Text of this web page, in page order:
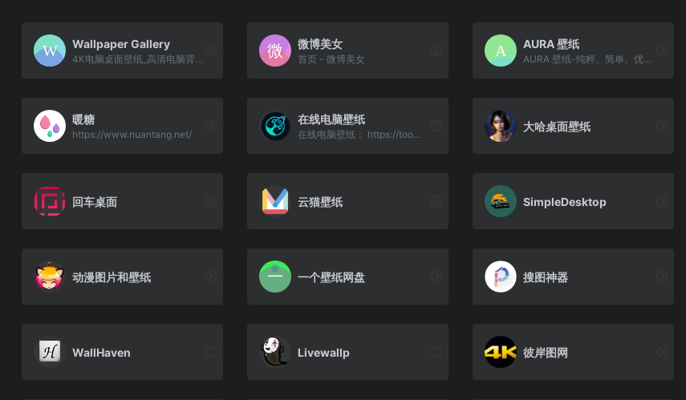
Wallpaper Gallery
4K电脑桌面壁纸_高清电脑背景...
微博美女
首页 - 微博美女
AURA 壁纸
AURA 壁纸-纯粹、简单、优雅...
暖糖
https://www.nuantang.net/
在线电脑壁纸
在线电脑壁纸： https://too...
大哈桌面壁纸
回车桌面 云猫壁纸 SimpleDesktop
动漫图片和壁纸 一个壁纸网盘 搜图神器
WallHaven Livewallp 彼岸图网